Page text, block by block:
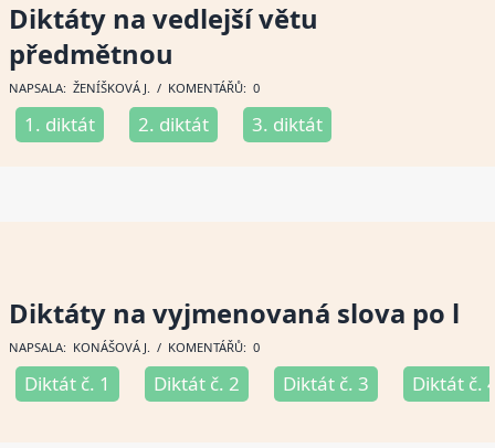
Diktáty na vedlejší větu
předmětnou
NAPSALA:ŽENÍŠKOVÁ J. / KOMENTÁŘŮ: 0
1. diktát 2. diktát 3. diktát
Diktáty na vyjmenovaná slova po l
NAPSALA: KONÁŠOVÁ J. / KOMENTÁŘŮ: 0
Diktát č. 1 Diktát č. 2 Diktát č. 3 Diktát č.